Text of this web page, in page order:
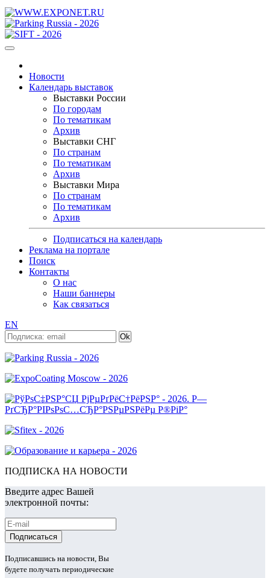
Новости
Календарь выставок
Выставки России
По городам
По тематикам
Архив
Выставки СНГ
По странам
По тематикам
Архив
Выставки Мира
По странам
По тематикам
Архив
Подписаться на календарь
Реклама на портале
Поиск
Контакты
О нас
Наши баннеры
Как связаться
EN
ПОДПИСКА НА НОВОСТИ
Введите адрес Вашей
электронной почты:
Подписавшись на новости, Вы
будете получать периодические